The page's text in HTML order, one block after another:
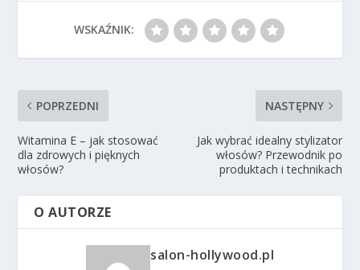
WSKAŹNIK:
POPRZEDNI
Witamina E – jak stosować
dla zdrowych i pięknych
włosów?
NASTĘPNY
Jak wybrać idealny stylizator
włosów? Przewodnik po
produktach i technikach
O AUTORZE
salon-hollywood.pl